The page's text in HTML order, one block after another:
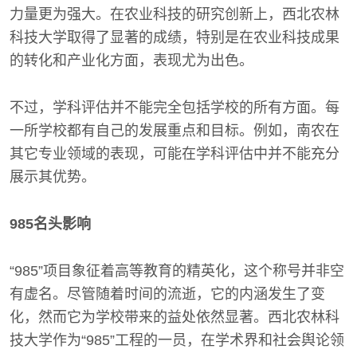
力量更为强大。在农业科技的研究创新上，西北农林
科技大学取得了显著的成绩，特别是在农业科技成果
的转化和产业化方面，表现尤为出色。
不过，学科评估并不能完全包括学校的所有方面。每
一所学校都有自己的发展重点和目标。例如，南农在
其它专业领域的表现，可能在学科评估中并不能充分
展示其优势。
985名头影响
“985”项目象征着高等教育的精英化，这个称号并非空
有虚名。尽管随着时间的流逝，它的内涵发生了变
化，然而它为学校带来的益处依然显著。西北农林科
技大学作为“985”工程的一员，在学术界和社会舆论领